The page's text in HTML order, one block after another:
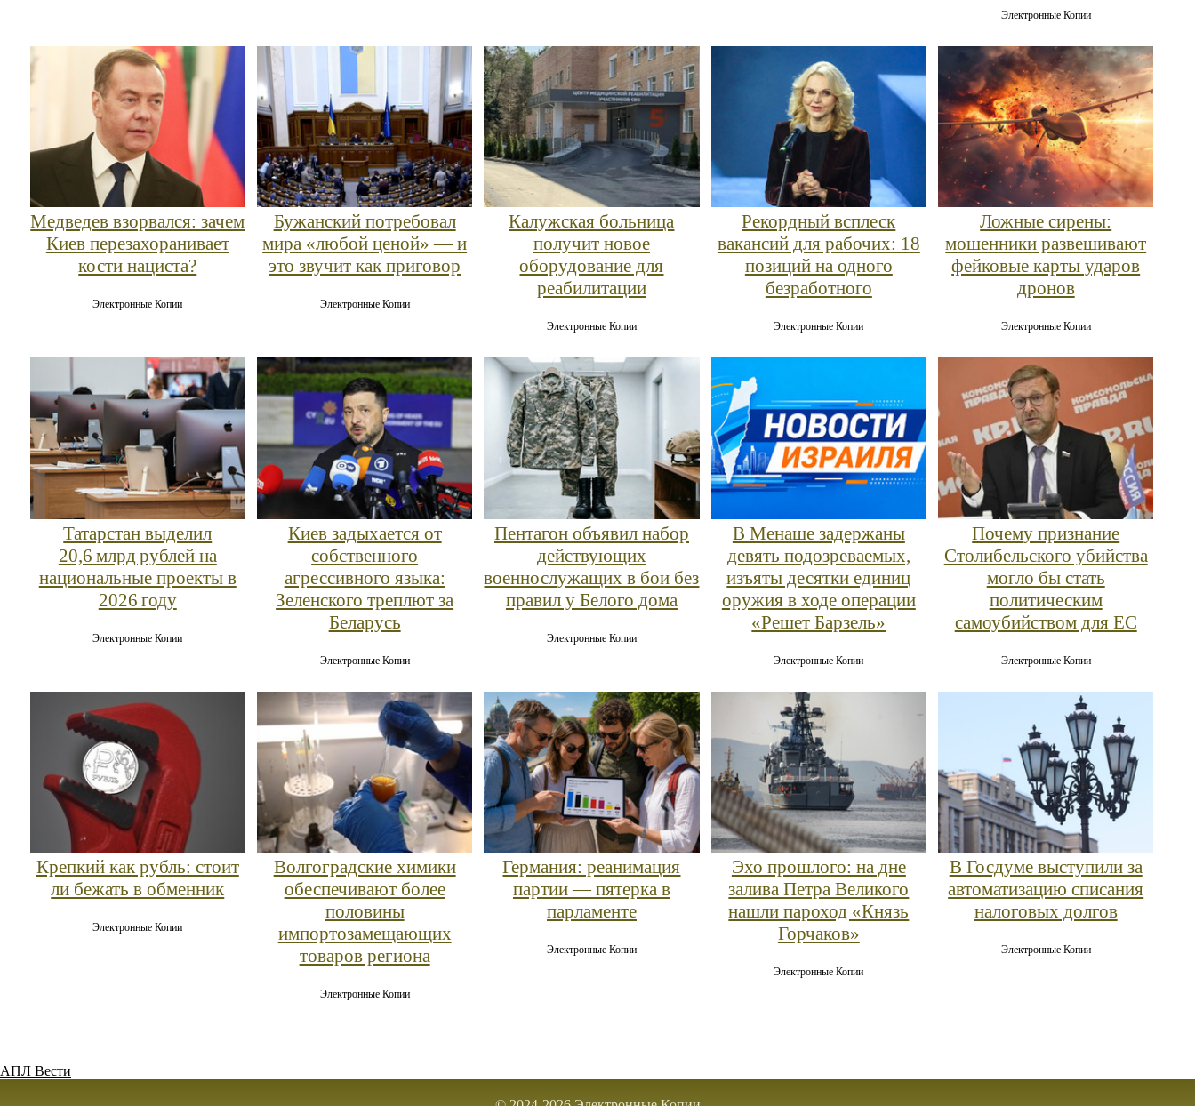
Электронные Копии
Медведев взорвался: зачем
Киев перезахоранивает
кости нациста?
Электронные Копии
Бужанский потребовал
мира «любой ценой» — и
это звучит как приговор
Электронные Копии
Калужская больница
получит новое
оборудование для
реабилитации
Электронные Копии
Рекордный всплеск
вакансий для рабочих: 18
позиций на одного
безработного
Электронные Копии
Ложные сирены:
мошенники развешивают
фейковые карты ударов
дронов
Электронные Копии
Татарстан выделил
20,6 млрд рублей на
национальные проекты в
2026 году
Электронные Копии
Киев задыхается от
собственного
агрессивного языка:
Зеленского треплют за
Беларусь
Электронные Копии
Пентагон объявил набор
действующих
военнослужащих в бои без
правил у Белого дома
Электронные Копии
В Менаше задержаны
девять подозреваемых,
изъяты десятки единиц
оружия в ходе операции
«Решет Барзель»
Электронные Копии
Почему признание
Столибельского убийства
могло бы стать
политическим
самоубийством для ЕС
Электронные Копии
Крепкий как рубль: стоит
ли бежать в обменник
Электронные Копии
Волгоградские химики
обеспечивают более
половины
импортозамещающих
товаров региона
Электронные Копии
Германия: реанимация
партии — пятерка в
парламенте
Электронные Копии
Эхо прошлого: на дне
залива Петра Великого
нашли пароход «Князь
Горчаков»
Электронные Копии
В Госдуме выступили за
автоматизацию списания
налоговых долгов
Электронные Копии
АПЛ Вести